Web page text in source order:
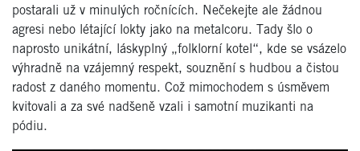
postarali už v minulých ročnících. Nečekejte ale žádnou
agresi nebo létající lokty jako na metalcoru. Tady šlo o
naprosto unikátní, láskyplný „folklorní kotel“, kde se vsázelo
výhradně na vzájemný respekt, souznění s hudbou a čistou
radost z daného momentu. Což mimochodem s úsměvem
kvitovali a za své nadšeně vzali i samotní muzikanti na
pódiu.